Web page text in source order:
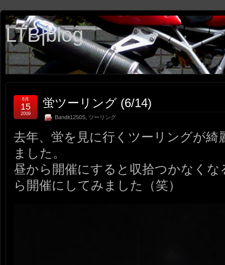
LTB|blog
蛍ツーリング (6/14)
Bandit1250S ツーリング
6月
15
2009
去年、蛍を見に行くツーリングが綺
ました。
昼から開催にすると収拾つかなく
ら開催にしてみました（笑）